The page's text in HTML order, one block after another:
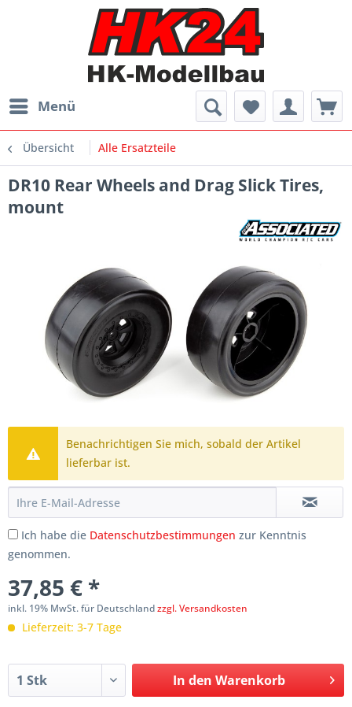
Menü
Übersicht Alle Ersatzteile
DR10 Rear Wheels and Drag Slick Tires,
mount
Benachrichtigen Sie mich, sobald der Artikel
lieferbar ist.
Ich habe die Datenschutzbestimmungen zur Kenntnis
genommen.
37,85 € *
inkl. 19% MwSt. für Deutschlandzzgl. Versandkosten
Lieferzeit: 3-7 Tage
In den Warenkorb